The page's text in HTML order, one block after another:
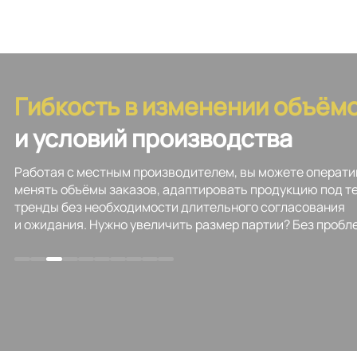
Наши
преимущества
Гибкость в изменении
и условий производства
Работая с местным производителем, вы можете
менять объёмы заказов, адаптировать продукцию под
тренды без необходимости длительного согласования
и ожидания. Нужно увеличить размер партии? Без